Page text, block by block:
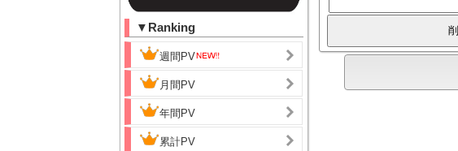
▼Ranking
週間PV
月間PV
年間PV
累計PV